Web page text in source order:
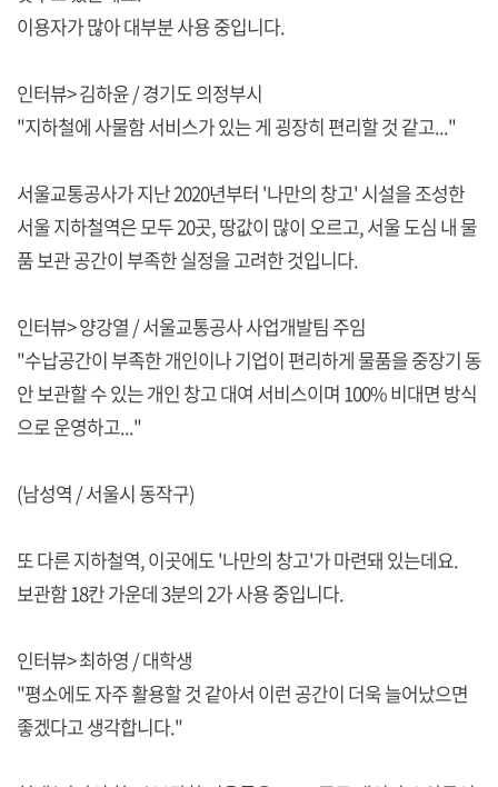
이용자가 많아 대부분 사용 중입니다.
인터뷰> 김하윤 / 경기도 의정부시
"지하철에 사물함 서비스가 있는 게 굉장히 편리할 것 같고..."
서울교통공사가 지난 2020년부터 '나만의 창고' 시설을 조성한
서울 지하철역은 모두 20곳, 땅값이 많이 오르고, 서울 도심 내 물
품 보관 공간이 부족한 실정을 고려한 것입니다.
인터뷰> 양강열 / 서울교통공사 사업개발팀 주임
"수납공간이 부족한 개인이나 기업이 편리하게 물품을 중장기 동
안 보관할 수 있는 개인 창고 대여 서비스이며 100% 비대면 방식
으로 운영하고..."
(남성역 / 서울시 동작구)
또 다른 지하철역, 이곳에도 '나만의 창고'가 마련돼 있는데요.
보관함 18칸 가운데 3분의 2가 사용 중입니다.
인터뷰> 최하영 / 대학생
"평소에도 자주 활용할 것 같아서 이런 공간이 더욱 늘어났으면
좋겠다고 생각합니다."